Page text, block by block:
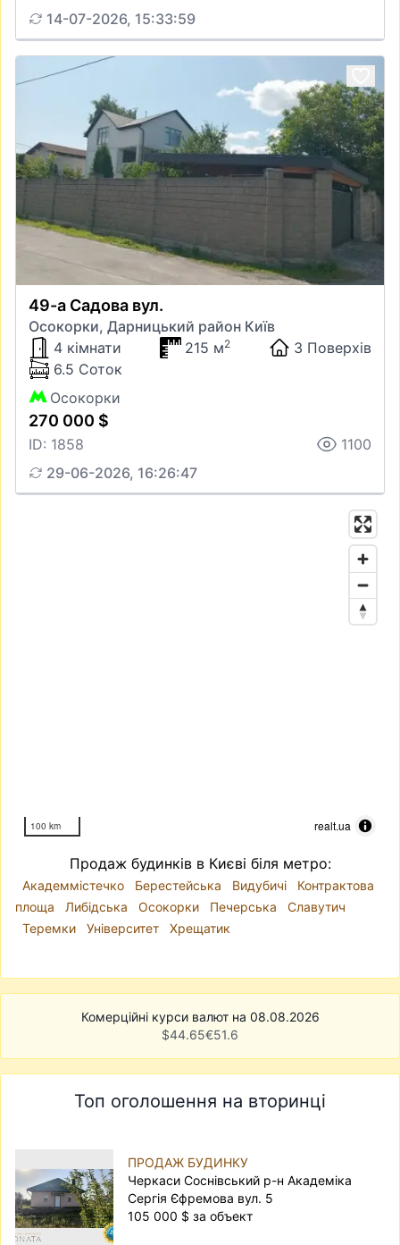
14-07-2026, 15:33:59
49-а Садова вул.
Осокорки, Дарницький район Київ
4 кімнати
215 м2
3 Поверхів
6.5 Соток
Осокорки
270 000 $
ID: 1858
1100
29-06-2026, 16:26:47
100 km realt.ua
Продаж будинків в Києві біля метро:
Академмістечко Берестейська Видубичі
Контрактова
площа
Либідська Осокорки Печерська
Славутич
Теремки
Університет Хрещатик
Комерційні курси валют на 08.08.2026
$44.65€51.6
Топ оголошення на вторинці
ПРОДАЖ БУДИНКУ
Черкаси Соснівський р-н Академіка
Сергія Єфремова вул. 5
105 000 $ за объект